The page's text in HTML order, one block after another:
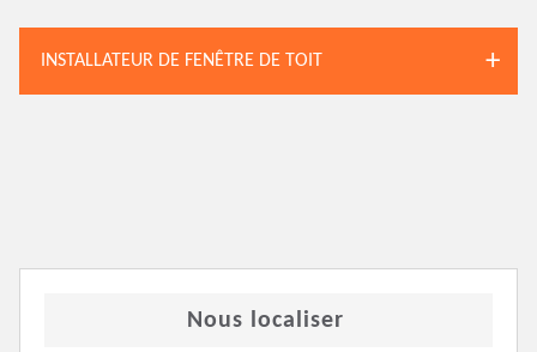
INSTALLATEUR DE FENÊTRE DE TOIT
Nous localiser